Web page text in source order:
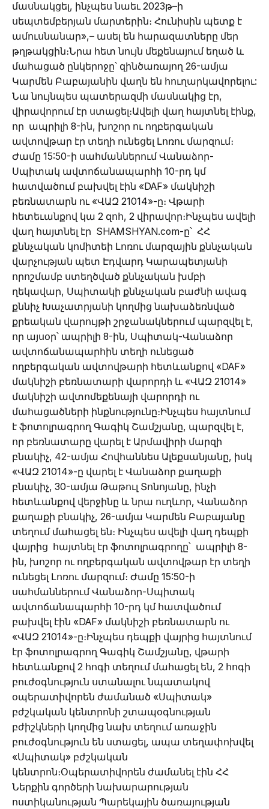
մասնակցել, ինչպես նաեւ 2023թ–ի
սեպտեմբերյան մարտերին։ Հունիսին պետք է
ամուսնանար»,– ասել են հարազատները մեր
թղթակցին։Նրա հետ նույն մեքենայում եղած և
մահացած ընկերոջը՝ զինծառայող 26-ամյա
Կարմեն Բաբայանին վաղն են հուղարկավորելու:
Նա նույնպես պատերազմի մասնակից էր,
վիրավորում էր ստացել։Ավելի վաղ հայտնել էինք,
որ ապրիլի 8-ին, խոշոր ու ողբերգական
ավտովթար էր տեղի ունեցել Լոռու մարզում։
Ժամը 15:50-ի սահմաններում Վանաձոր-
Սպիտակ ավտոճանապարհի 10-րդ կմ
հատվածում բախվել էին «DAF» մակնիշի
բեռնատարն ու «ՎԱԶ 21014»-ը։ Վթարի
հետեւանքով կա 2 զոհ, 2 վիրավոր։Ինչպես ավելի
վաղ հայտնել էր SHAMSHYAN.com-ը՝ ՀՀ
քննչական կոմիտեի Լոռու մարզային քննչական
վարչության պետ Էդվարդ Կարապետյանի
որոշմամբ ստեղծված քննչական խմբի
ղեկավար, Սպիտակի քննչական բաժնի ավագ
քննիչ Խաչատրյանի կողմից նախաձեռնված
քրեական վարույթի շրջանակներում պարզվել է,
որ այսօր՝ ապրիլի 8-ին, Սպիտակ-Վանաձոր
ավտոճանապարհին տեղի ունեցած
ողբերգական ավտովթարի հետևանքով «DAF»
մակնիշի բեռնատարի վարորդի և «ՎԱԶ 21014»
մակնիշի ավտոմեքենայի վարորդի ու
մահացածների ինքնությունը։Ինչպես հայտնում
է ֆոտոլրագրող Գագիկ Շամշյանը, պարզվել է,
որ բեռնատարը վարել է Արմավիրի մարզի
բնակիչ, 42-ամյա Հովհաննես Ալեքսանյանը, իսկ
«ՎԱԶ 21014»-ը վարել է Վանաձոր քաղաքի
բնակիչ, 30-ամյա Թաթուլ Տոնոյանը, ինչի
հետևանքով վերջինը և նրա ուղևոր, Վանաձոր
քաղաքի բնակիչ, 26-ամյա Կարմեն Բաբայանը
տեղում մահացել են։ Ինչպես ավելի վաղ դեպքի
վայրից հայտնել էր ֆոտոլրագրողը՝ ապրիլի 8-
ին, խոշոր ու ողբերգական ավտովթար էր տեղի
ունեցել Լոռու մարզում։ Ժամը 15:50-ի
սահմաններում Վանաձոր-Սպիտակ
ավտոճանապարհի 10-րդ կմ հատվածում
բախվել էին «DAF» մակնիշի բեռնատարն ու
«ՎԱԶ 21014»-ը։Ինչպես դեպքի վայրից հայտնում
էր ֆոտոլրագրող Գագիկ Շամշյանը, վթարի
հետևանքով 2 հոգի տեղում մահացել են, 2 հոգի
բուժօգնություն ստանալու նպատակով
օպերատիվորեն ժամանած «Սպիտակ»
բժշկական կենտրոնի շտապօգնության
բժիշկների կողմից նախ տեղում առաջին
բուժօգնություն են ստացել, ապա տեղափոխվել
«Սպիտակ» բժշկական
կենտրոն։Օպերատիվորեն ժամանել էին ՀՀ
Ներքին գործերի նախարարության
ոստիկանության Պարեկային ծառայության